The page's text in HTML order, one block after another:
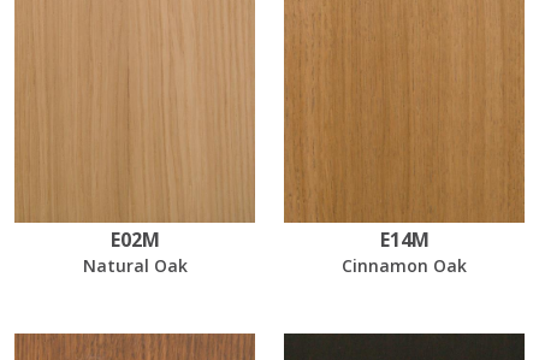
E02M
Natural Oak
E14M
Cinnamon Oak